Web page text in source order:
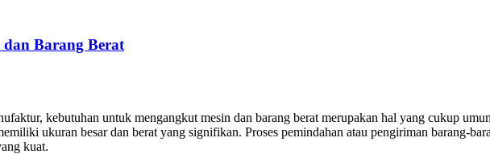
Barang Berat
kebutuhan untuk mengangkut mesin dan barang berat merupakan hal yang cukup
ukuran besar dan berat yang signifikan. Proses pemindahan atau pengiriman barang-
kuat.